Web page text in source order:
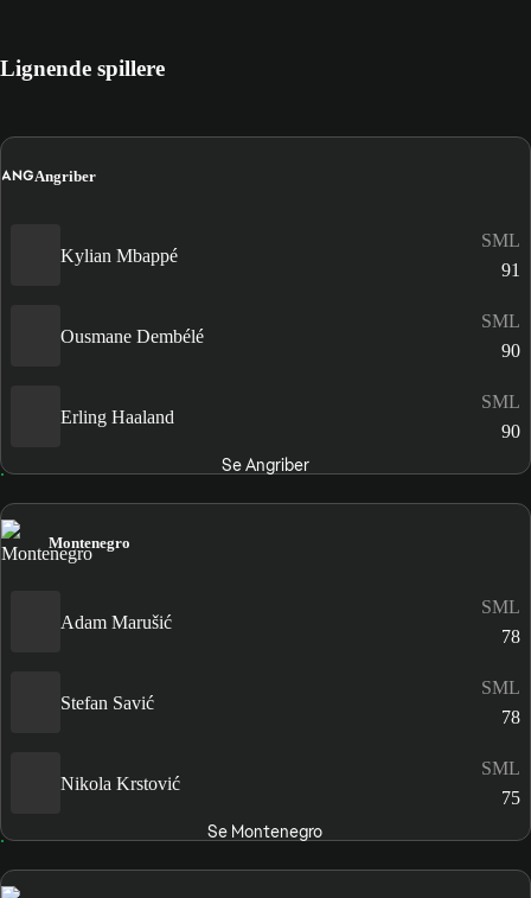
Lignende spillere
ANGAngriber
Kylian Mbappé
SML
91
Ousmane Dembélé
SML
90
Erling Haaland
SML
90
Se Angriber
Montenegro
Adam Marušić
SML
78
Stefan Savić
SML
78
Nikola Krstović
SML
75
Se Montenegro